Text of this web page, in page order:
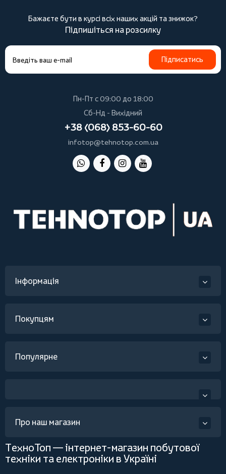
Бажаєте бути в курсі всіх наших акцій та знижок?
Підпишіться на розсилку
Підписатись
Пн-Пт с 09:00 до 18:00
Сб-Нд - Вихідний
+38 (068) 853-60-60
infotop@tehnotop.com.ua
Інформація
Покупцям
Популярне
Про наш магазин
ТехноТоп — інтернет-магазин побутової
техніки та електроніки в Україні